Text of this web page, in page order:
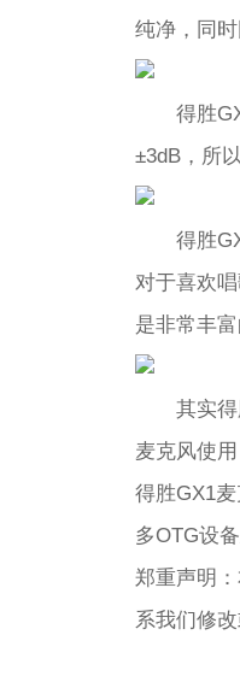
纯净，同
得胜
±3dB，所
得胜
对于喜欢
是非常丰
其实
麦克风使
得胜GX1
多OTG设
郑重声明
系我们修改